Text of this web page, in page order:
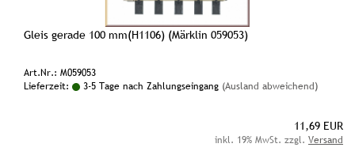
Gleis gerade 100 mm(H1106) (Märklin 059053)
Art.Nr.: M059053
Lieferzeit:
3-5 Tage nach Zahlungseingang (Ausland abweichend)
11,69 EUR
inkl. 19% MwSt. zzgl. Versand